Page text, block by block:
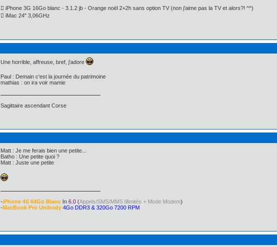
 iPhone 3G 16Go blanc - 3.1.2 jb - Orange noël 2+2h sans option TV (non j'aime pas la TV et alors?! ^^)
 iMac 24" 3,06GHz
Une horrible, affreuse, bref, j'adore
Paul : Demain c'est la journée du patrimoine
mathias : on ira voir mamie
Sagittaire ascendant Corse
Matt : Je me ferais bien une petite...
Batho : Une petite quoi ?
Matt : Juste une petite
-iPhone 4S 64Go Blanc In 6.0 (Appels/SMS/MMS Illimités + Mode Modem)
-MacBook Pro Unibody 4Go DDR3 & 320Go 7200 RPM